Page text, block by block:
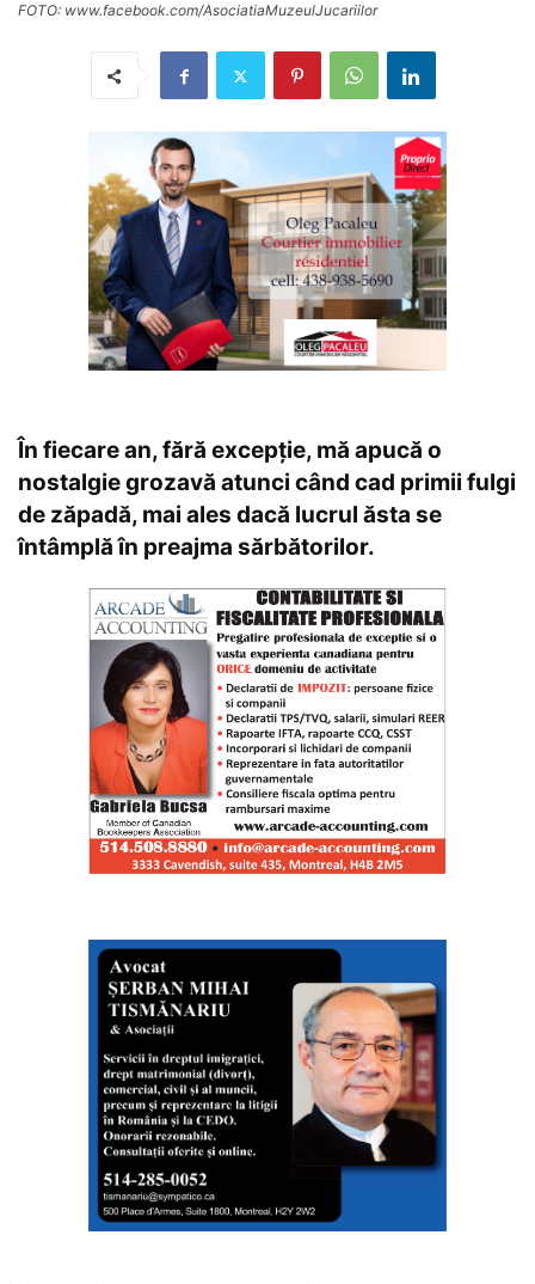
FOTO: www.facebook.com/AsociatiaMuzeulJucariilor
În fiecare an, fără excepție, mă apucă o
nostalgie grozavă atunci când cad primii fulgi
de zăpadă, mai ales dacă lucrul ăsta se
întâmplă în preajma sărbătorilor.